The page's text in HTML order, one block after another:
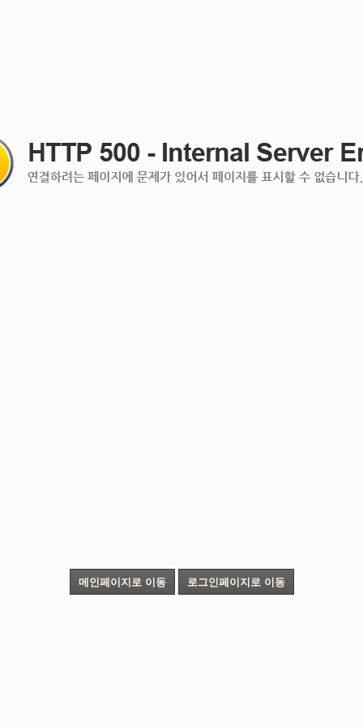
메인페이지로 이동 로그인페이지로 이동